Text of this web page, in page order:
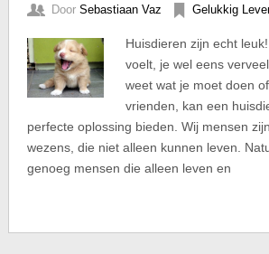
Door Sebastiaan Vaz Gelukkig
Huisdieren zijn echt
voelt, je wel eens
weet wat je moet doen
vrienden, kan een
perfecte oplossing bieden. Wij mensen
wezens, die niet alleen kunnen leven.
genoeg mensen die alleen leven en